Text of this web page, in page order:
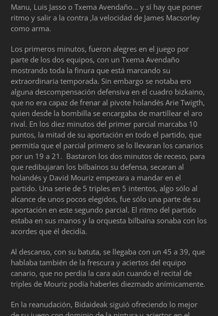
Manu, Luis Jasso o Txema Avendaño… y sí hay que poner
ritmo y salir a la contra ,la velocidad de James Macsorley
como arma.
Los primeros minutos, fueron alegres en el juego por
parte de los dos equipos, con un Txema Avendaño
mostrando toda la finura que está marcando su
extraordinaria temporada. Sin embargo se notaba ero
alguna descompensación defensiva en el cuadro bizkaino,
que no era capaz de frenar al pivote holandés Arie Twigth,
quien desde la bombilla se encargaba de martillear el aro
rival. En los diez minutos del primer parcial marcaba 10
puntos, la mitad de su aportación en todo el partido, que
permitía que el parcial primero se lo llevaran los canarios
por un 19 a 21. Bastaron los dos minutos de receso, para
que redibujaran los bilbaínos su defensa, secaran al
holandés y David Mouriz empezara a mandar en el
partido. Una serie de 5 triples en 5 intentos, algo sólo al
alcance de unos pocos elegidos, fue sólo una parte de su
aportación en este segundo parcial. El ritmo del partido
estaba en sus manos y la orquesta bilbaína sonaba con los
acordes que él decidía.
Al descanso, con su batuta, se llegaba con un 45 a 39, que
hablaba también de la frescura y aciertos del equipo
canario, que no perdía la cara aún cuando el recital de
triples de Mouriz podía haberles diezmado anímicamente.
En la reanudación, Bidaideak siguió ofreciendo lo mejor